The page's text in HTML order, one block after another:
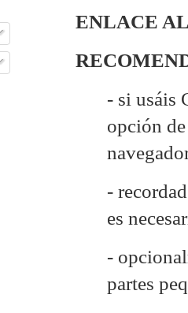
ENLACE
- si usáis
opción
-
es
-
partes